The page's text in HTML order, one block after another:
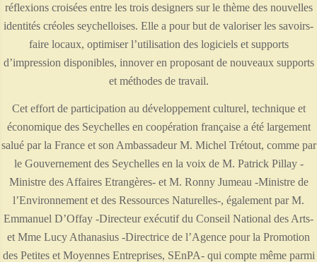
réflexions croisées entre les trois designers sur le thème des nouvelles
identités créoles seychelloises. Elle a pour but de valoriser les savoirs-
faire locaux, optimiser l’utilisation des logiciels et supports
d’impression disponibles, innover en proposant de nouveaux supports
et méthodes de travail.
Cet effort de participation au développement culturel, technique et
économique des Seychelles en coopération française a été largement
salué par la France et son Ambassadeur M. Michel Trétout, comme par
le Gouvernement des Seychelles en la voix de M. Patrick Pillay -
Ministre des Affaires Etrangères- et M. Ronny Jumeau -Ministre de
l’Environnement et des Ressources Naturelles-, également par M.
Emmanuel D’Offay -Directeur exécutif du Conseil National des Arts-
et Mme Lucy Athanasius -Directrice de l’Agence pour la Promotion
des Petites et Moyennes Entreprises, SEnPA- qui compte même parmi